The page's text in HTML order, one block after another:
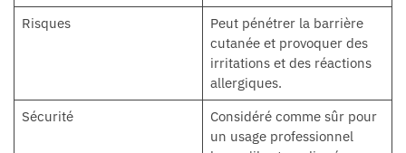
Risques
Peut pénétrer la barrière
cutanée et provoquer des
irritations et des réactions
allergiques.
Sécurité
Considéré comme sûr pour
un usage professionnel